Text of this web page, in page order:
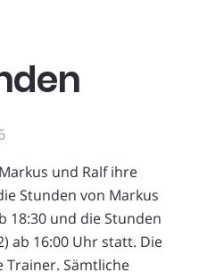
und Ralf ihre
Stunden von Markus
18:30 und die Stunden
ab 16:00 Uhr statt. Die
Sämtliche